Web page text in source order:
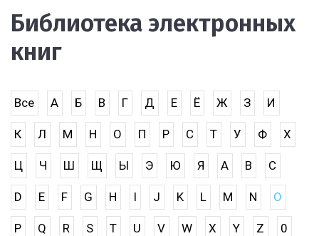
Библиотека электронных
книг
Все А Б В Г Д Е Ё Ж З И
К Л М Н О П Р С Т У Ф Х
Ц Ч Ш Щ Ы Э Ю Я A B C
D E F G H I J K L M N O
P Q R S T U V W X Y Z 0